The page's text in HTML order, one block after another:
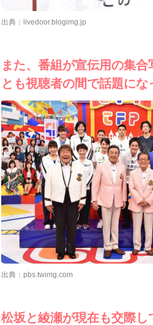
出典：livedoor.blogimg.jp
また、番組が宣伝用の集
とも視聴者の間で話題にな
出典：pbs.twimg.com
松坂と綾瀬が現在も交際